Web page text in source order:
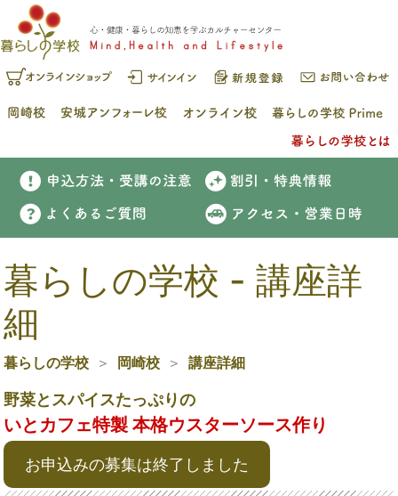
暮らしの学校 - 講座詳
細
暮らしの学校 岡崎校 講座詳細
野菜とスパイスたっぷりの
いとカフェ特製 本格ウスターソース作り
お申込みの募集は終了しました